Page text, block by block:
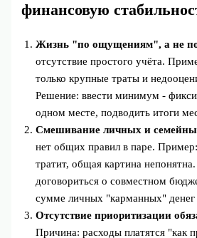
финансовую
Жизнь "по ощущениям", а не
отсутствие простого учёта.
только крупные траты и
Решение: ввести минимум -
одном месте, подводить итоги
Смешивание личных и
нет общих правил в паре.
тратит, общая картина
договориться о совместном
сумме личных "карманных" денег
Отсутствие приоритизации
Причина: расходы платятся "как